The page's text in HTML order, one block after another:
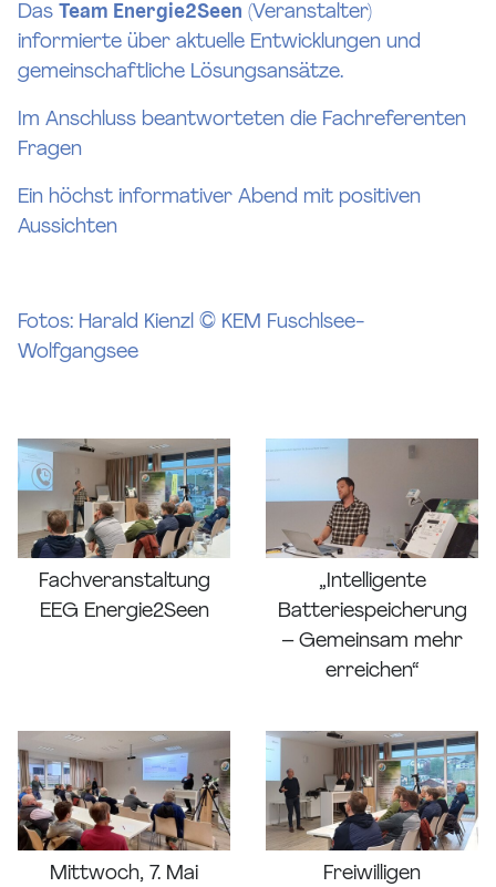
Das Team Energie2Seen (Veranstalter)
informierte über aktuelle Entwicklungen und
gemeinschaftliche Lösungsansätze.
Im Anschluss beantworteten die Fachreferenten
Fragen
Ein höchst informativer Abend mit positiven
Aussichten
Fotos: Harald Kienzl © KEM Fuschlsee-
Wolfgangsee
Fachveranstaltung
EEG Energie2Seen
„Intelligente
Batteriespeicherung
– Gemeinsam mehr
erreichen“
Mittwoch, 7. Mai
Freiwilligen